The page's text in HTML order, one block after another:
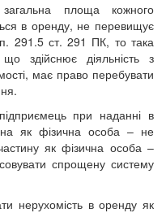
площа кожного
в оренду, не перевищує
291.5 ст. 291 ПК, то така
здійснює діяльність з
має право перебувати
при наданні в
як фізична особа – не
як фізична особа –
спрощену систему
нерухомість в оренду як